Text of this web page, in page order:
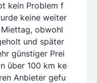
kein Problem f
keine weiter
obwohl
und später
günstiger Prei
über 100 km ke
Anbieter gefu